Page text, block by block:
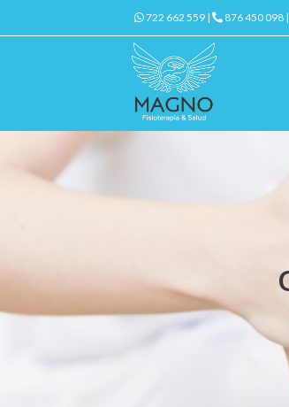
722 662 559 | 876 450 098